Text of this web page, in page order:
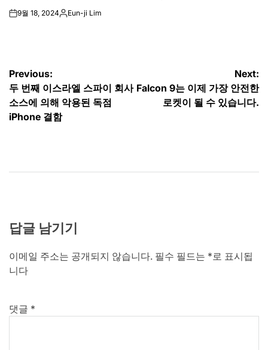
on9월 18, 2024Posted
Eun-ji Lim
글
탐
색
Previous:
두 번째 이스라엘 스파이 회사
소스에 의해 악용된 독점
iPhone 결함
Next:
Falcon 9는 이제 가장 안전한
로켓이 될 수 있습니다.
답글 남기기
이메일 주소는 공개되지 않습니다. 필수 필드는 *로 표시됩
니다
댓글 *